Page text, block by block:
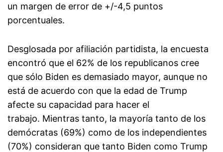
un margen de error de +/-4,5 puntos
porcentuales.
Desglosada por afiliación partidista, la encuesta
encontró que el 62% de los republicanos cree
que sólo Biden es demasiado mayor, aunque no
está de acuerdo con que la edad de Trump
afecte su capacidad para hacer el
trabajo. Mientras tanto, la mayoría tanto de los
demócratas (69%) como de los independientes
(70%) consideran que tanto Biden como Trump